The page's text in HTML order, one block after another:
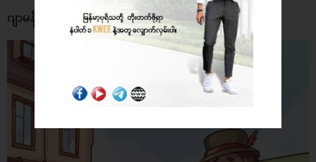
ဂျာမနီ